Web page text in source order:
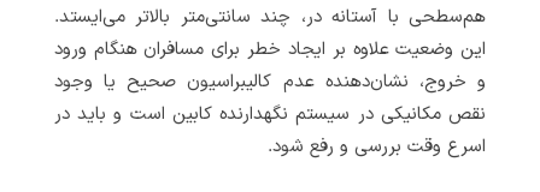
هم‌سطحی با آستانه در، چند سانتی‌متر بالاتر می‌ایستد.
این وضعیت علاوه بر ایجاد خطر برای مسافران هنگام ورود
و خروج، نشان‌دهنده عدم کالیبراسیون صحیح یا وجود
نقص مکانیکی در سیستم نگهدارنده کابین است و باید در
اسرع وقت بررسی و رفع شود.